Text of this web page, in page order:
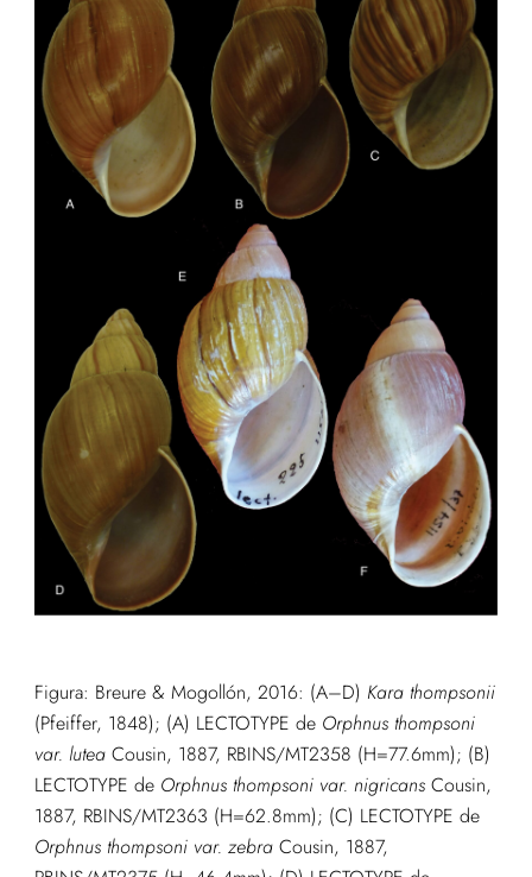
Figura: Breure & Mogollón, 2016: (A–D) Kara thompsonii
(Pfeiffer, 1848); (A) LECTOTYPE de Orphnus thompsoni
var. luteaCousin, 1887, RBINS/MT2358 (H=77.6mm); (B)
LECTOTYPE de Orphnus thompsoni var. nigricansCousin,
1887, RBINS/MT2363 (H=62.8mm); (C) LECTOTYPE de
Orphnus thompsoni var. zebraCousin, 1887,